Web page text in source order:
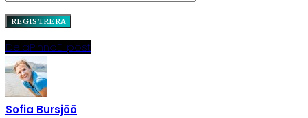
DelaPinnaE-post
Sofia Bursjöö